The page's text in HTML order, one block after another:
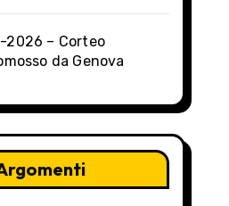
2026 – Corteo
da Genova